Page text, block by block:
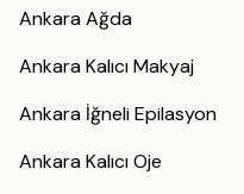
Ankara Ağda
Ankara Kalıcı Makyaj
Ankara İğneli Epilasyon
Ankara Kalıcı Oje